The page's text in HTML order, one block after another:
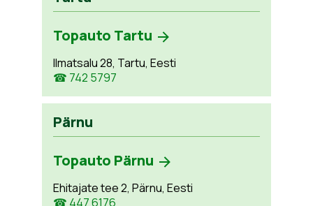
Topauto Tartu
Ilmatsalu 28, Tartu, Eesti
☎ 742 5797
Pärnu
Topauto Pärnu
Ehitajate tee 2, Pärnu, Eesti
☎ 447 6176